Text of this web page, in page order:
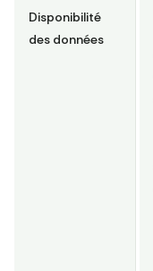
Disponibilité
des données